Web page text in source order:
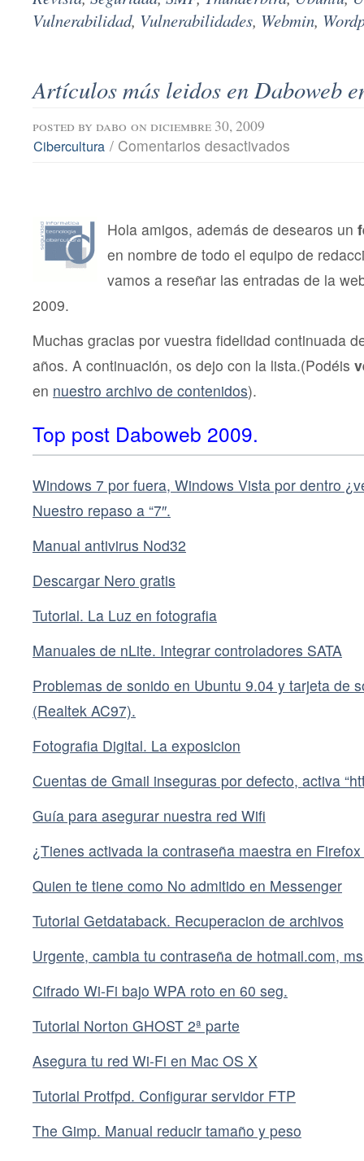
Vulnerabilidad, Vulnerabilidades, Webmin,
Artículos más leidos en Daboweb
posted by dabo on diciembre 30, 2009
Cibercultura / Comentarios desactivados
en
el
año
Hola amigos, además de desearos un
en nombre de todo el equipo de
vamos a reseñar las entradas de la
2009.
Muchas gracias por vuestra fidelidad continuada
años. A continuación, os dejo con la lista.(Podéis
en nuestro archivo de contenidos).
Top post Daboweb 2009.
Windows 7 por fuera, Windows Vista por dentro
Nuestro repaso a “7″.
Manual antivirus Nod32
Descargar Nero gratis
Tutorial. La Luz en fotografia
Manuales de nLite. Integrar controladores SATA
Problemas de sonido en Ubuntu 9.04 y tarjeta de
(Realtek AC97).
Fotografia Digital. La exposicion
Cuentas de Gmail inseguras por defecto, activa
Guía para asegurar nuestra red Wifi
¿Tienes activada la contraseña maestra en
Quien te tiene como No admitido en Messenger
Tutorial Getdataback. Recuperacion de archivos
Urgente, cambia tu contraseña de hotmail.com,
Cifrado Wi-Fi bajo WPA roto en 60 seg.
Tutorial Norton GHOST 2ª parte
Asegura tu red Wi-Fi en Mac OS X
Tutorial Protfpd. Configurar servidor FTP
The Gimp. Manual reducir tamaño y peso